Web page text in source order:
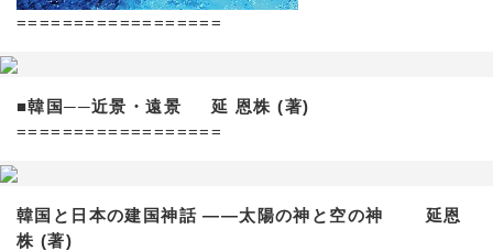
==================
■韓国──近景・遠景 延 恩株 (著)
==================
韓国と日本の建国神話 ——太陽の神と空の神 延恩
株 (著)